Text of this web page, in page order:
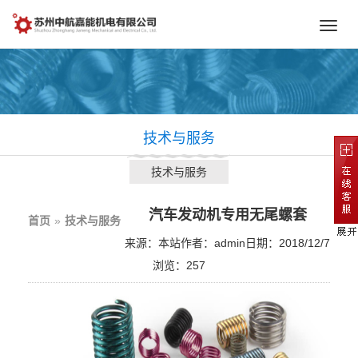
技术与服务
技术与服务
首页 » 技术与服务 汽车发动机专用无尾螺套
来源：本站作者：admin 日期：2018/12/7
浏览： 257